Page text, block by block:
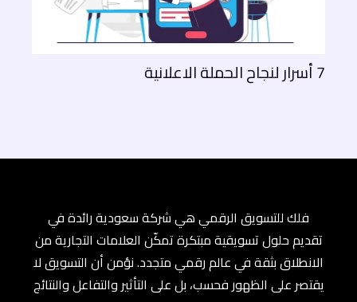
7 أسرار لنجاح الحملة الاعلانية
فلك للتسويق الرقمي هي شركة سعودية رائدة في
تقديم حلول تسويقية مبتكرة تمكّن العلامات التجارية من
الانطلاق بثقة في عالم رقمي متجدد. نؤمن أن التسويق لا
يقتصر على الظهور فحسب، بل على التأثير والتفاعل والنتائج